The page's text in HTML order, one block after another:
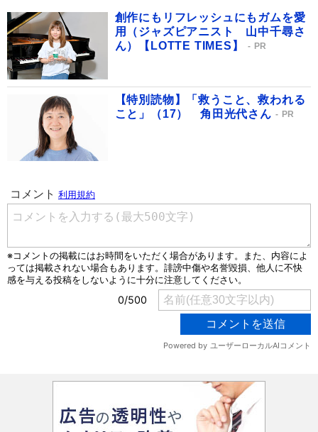
創作にもリフレッシュにもガムを愛
用（ジャズピアニスト 山中千尋さ
ん）【LOTTE TIMES】
PR
【特別読物】「救うこと、救われる
こと」（17） 角田光代さん
PR